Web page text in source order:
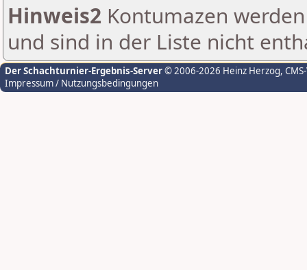
Hinweis2 Kontumazen
und sind in der Liste nicht
Der Schachturnier-Ergebnis-Server© 2006-2026 Heinz Herzog,
Impressum / Nutzungsbedingungen